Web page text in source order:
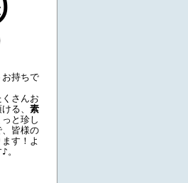
持ちで
さんお
る、 素
と珍し
皆様の
す！よ
。